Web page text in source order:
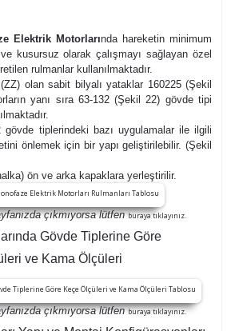
Elektrik Motorlarında hareketin minimum
kusursuz olarak çalışmayı sağlayan özel
rulmanlar kullanılmaktadır.
olan sabit bilyalı yataklar 160225 (Şekil
yanı sıra 63-132 (Şekil 22) gövde tipi
gövde tiplerindeki bazı uygulamalar ile ilgili
önlemek için bir yapı geliştirilebilir. (Şekil
ön ve arka kapaklara yerleştirilir.
çıkmıyorsa lütfenburaya tıklayınız.
Gövde Tiplerine Göre
ve Kama Ölçüleri
çıkmıyorsa lütfenburaya tıklayınız.